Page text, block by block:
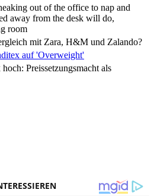
out of the office to nap and
away from the desk will do,
room
mit Zara, H&M und Zalando?
auf 'Overweight'
Preissetzungsmacht als